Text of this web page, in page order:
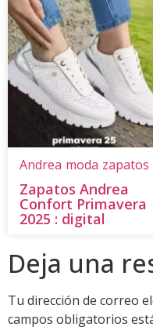
Andrea moda zapatos
Zapatos Andrea
Confort Primavera
2025 : digital
Deja una
Tu dirección de correo
campos obligatorios